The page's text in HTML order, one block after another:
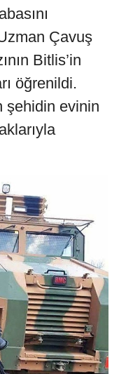
Çavuş
Bitlis’in
öğrenildi.
şehidin evinin